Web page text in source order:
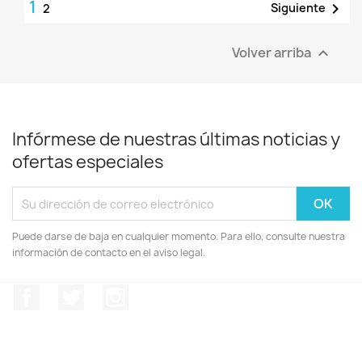
1 2 Siguiente 
Volver arriba 
Infórmese de nuestras últimas noticias y
ofertas especiales
Puede darse de baja en cualquier momento. Para ello, consulte nuestra
información de contacto en el aviso legal.